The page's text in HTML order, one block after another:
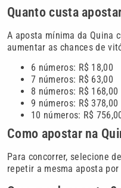
Quanto custa
A aposta mínima da Quina
aumentar as chances de
6 números: R$ 18,00
7 números: R$ 63,00
8 números: R$ 168,00
9 números: R$ 378,00
10 números: R$
Como apostar na
Para concorrer, selecione
repetir a mesma aposta